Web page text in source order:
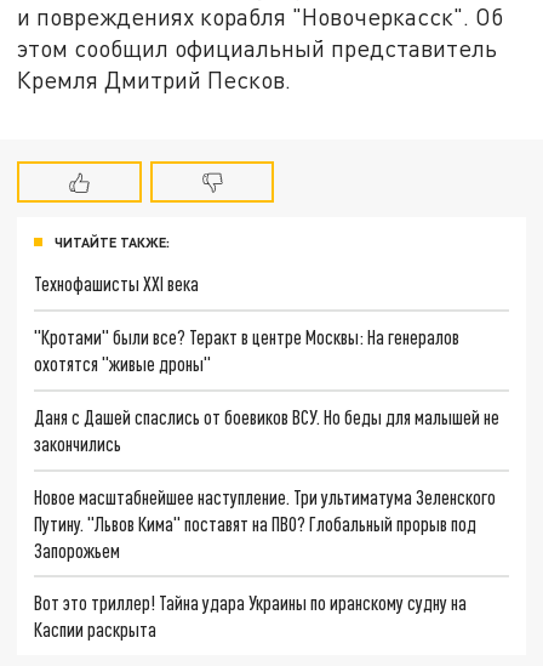
и повреждениях корабля "Новочеркасск". Об
этом сообщил официальный представитель
Кремля Дмитрий Песков.
ЧИТАЙТЕ ТАКЖЕ:
Технофашисты XXI века
"Кротами" были все? Теракт в центре Москвы: На генералов
охотятся "живые дроны"
Даня с Дашей спаслись от боевиков ВСУ. Но беды для малышей не
закончились
Новое масштабнейшее наступление. Три ультиматума Зеленского
Путину. "Львов Кима" поставят на ПВО? Глобальный прорыв под
Запорожьем
Вот это триллер! Тайна удара Украины по иранскому судну на
Каспии раскрыта